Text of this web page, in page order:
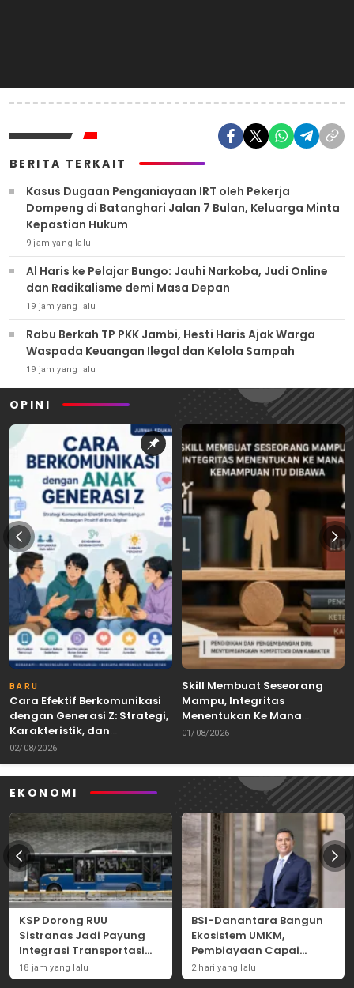
BERITA TERKAIT
Kasus Dugaan Penganiayaan IRT oleh Pekerja
Dompeng di Batanghari Jalan 7 Bulan, Keluarga Minta
Kepastian Hukum
9 jam yang lalu
Al Haris ke Pelajar Bungo: Jauhi Narkoba, Judi Online
dan Radikalisme demi Masa Depan
19 jam yang lalu
Rabu Berkah TP PKK Jambi, Hesti Haris Ajak Warga
Waspada Keuangan Ilegal dan Kelola Sampah
19 jam yang lalu
OPINI
BARU
Cara Efektif Berkomunikasi
dengan Generasi Z: Strategi,
Karakteristik, dan
Tantangannya
02/08/2026
Skill Membuat Seseorang
Mampu, Integritas
Menentukan Ke Mana
Kemampuan Itu Dibawa
01/08/2026
EKONOMI
KSP Dorong RUU
Sistranas Jadi Payung
Integrasi Transportasi
Massal Indonesia
18 jam yang lalu
BSI-Danantara Bangun
Ekosistem UMKM,
Pembiayaan Capai
Rp54,80 Triliun
2 hari yang lalu